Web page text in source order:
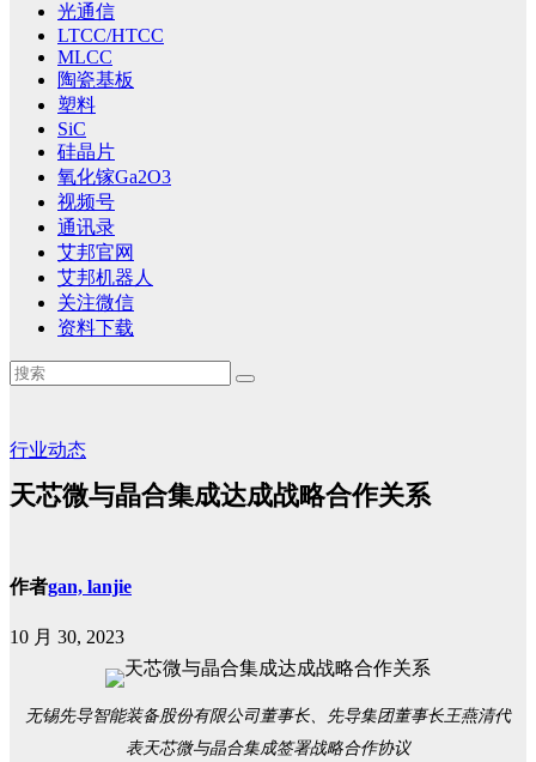
光通信
LTCC/HTCC
MLCC
陶瓷基板
塑料
SiC
硅晶片
氧化镓Ga2O3
视频号
通讯录
艾邦官网
艾邦机器人
关注微信
资料下载
行业动态
天芯微与晶合集成达成战略合作关系
作者gan, lanjie
10 月 30, 2023
无锡先导智能装备股份有限公司董事长、先导集团董事长王燕清代
表天芯微与晶合集成签署战略合作协议